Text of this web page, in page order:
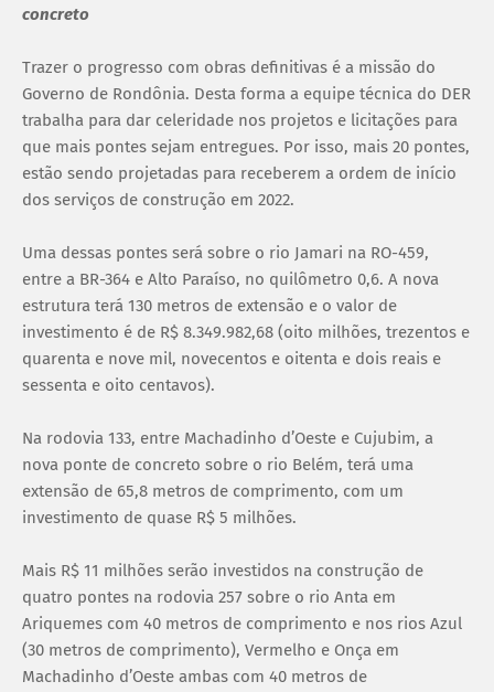
concreto
Trazer o progresso com obras definitivas é a missão do
Governo de Rondônia. Desta forma a equipe técnica do DER
trabalha para dar celeridade nos projetos e licitações para
que mais pontes sejam entregues. Por isso, mais 20 pontes,
estão sendo projetadas para receberem a ordem de início
dos serviços de construção em 2022.
Uma dessas pontes será sobre o rio Jamari na RO-459,
entre a BR-364 e Alto Paraíso, no quilômetro 0,6. A nova
estrutura terá 130 metros de extensão e o valor de
investimento é de R$ 8.349.982,68 (oito milhões, trezentos e
quarenta e nove mil, novecentos e oitenta e dois reais e
sessenta e oito centavos).
Na rodovia 133, entre Machadinho d’Oeste e Cujubim, a
nova ponte de concreto sobre o rio Belém, terá uma
extensão de 65,8 metros de comprimento, com um
investimento de quase R$ 5 milhões.
Mais R$ 11 milhões serão investidos na construção de
quatro pontes na rodovia 257 sobre o rio Anta em
Ariquemes com 40 metros de comprimento e nos rios Azul
(30 metros de comprimento), Vermelho e Onça em
Machadinho d’Oeste ambas com 40 metros de